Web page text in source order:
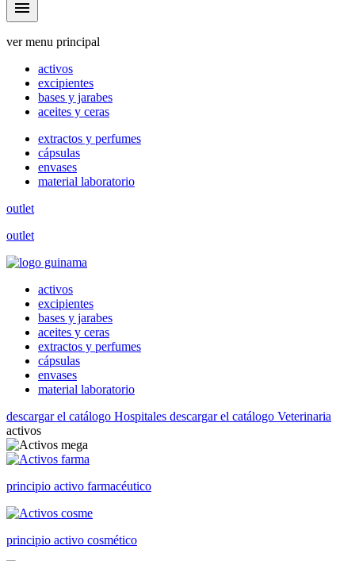
menu
ver menu principal
activos
excipientes
bases y jarabes
aceites y ceras
extractos y perfumes
cápsulas
envases
material laboratorio
outlet
outlet
activos
excipientes
bases y jarabes
aceites y ceras
extractos y perfumes
cápsulas
envases
material laboratorio
descargar el catálogo Hospitales descargar el catálogo Veterinaria
activos
principio activo farmacéutico
principio activo cosmético